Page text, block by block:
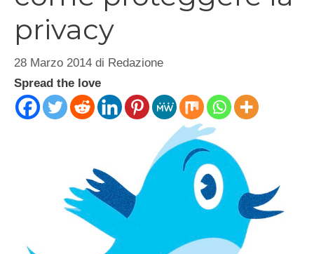
privacy
28 Marzo 2014 di Redazione
Spread the love